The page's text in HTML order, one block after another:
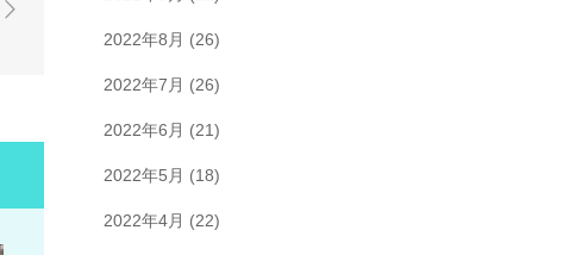
2022年8月 (26)
2022年7月 (26)
2022年6月 (21)
2022年5月 (18)
2022年4月 (22)